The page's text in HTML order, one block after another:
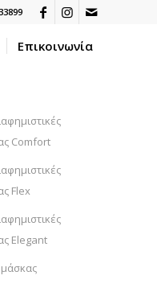
Επικοινωνία
Comfort
Flex
Elegant